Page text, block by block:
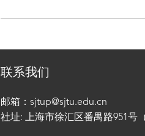
联系我们
邮箱：sjtup@sjtu.edu.cn
社址: 上海市徐汇区番禺路951号